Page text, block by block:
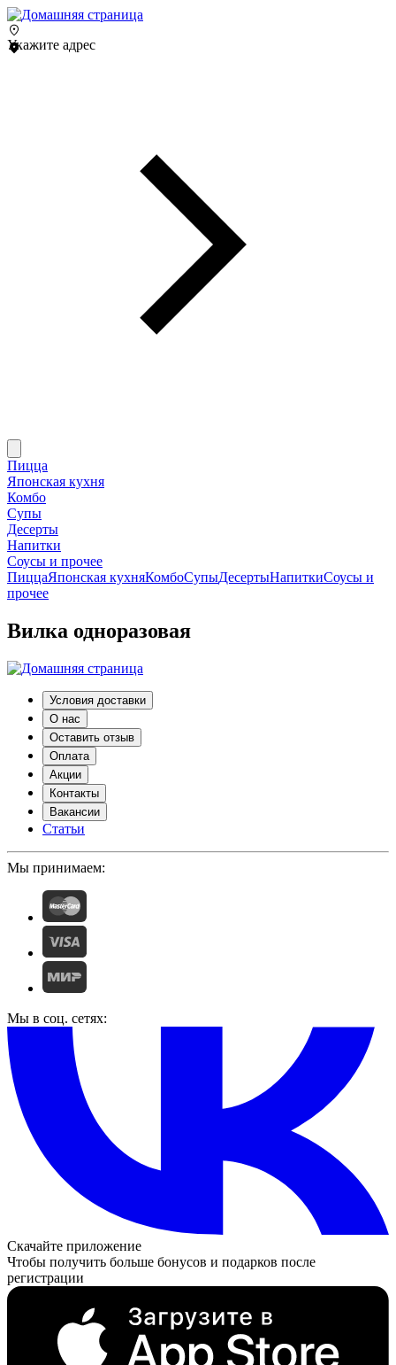
Укажите адрес
Пицца
Японская кухня
Комбо
Супы
Десерты
Напитки
Соусы и прочее
ПиццаЯпонская кухняКомбоСупыДесертыНапиткиСоусы и
прочее
Вилка одноразовая
Условия доставки
О нас
Оставить отзыв
Оплата
Акции
Контакты
Вакансии
Статьи
Мы принимаем:
Мы в соц. сетях:
Скачайте приложение
Чтобы получить больше бонусов и подарков после
регистрации